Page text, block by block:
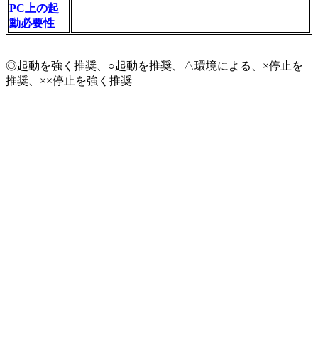
PC上の起
動必要性
◎起動を強く推奨、○起動を推奨、△環境による、×停止を
推奨、××停止を強く推奨